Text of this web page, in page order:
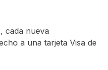
cada nueva
a una tarjeta Visa de